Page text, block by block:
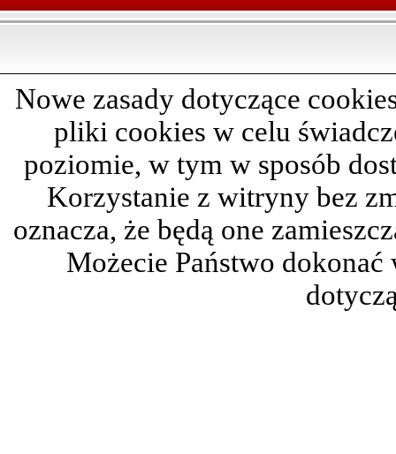
Nowe zasady dotyczące
pliki cookies w celu
poziomie, w tym w sposób
Korzystanie z witryny bez
oznacza, że będą one
Możecie Państwo